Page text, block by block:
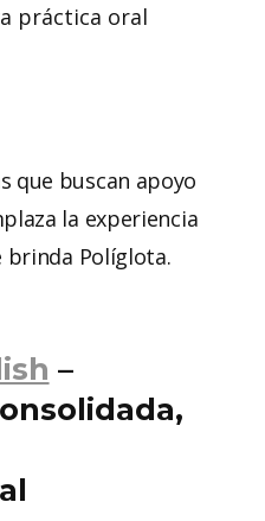
práctica oral
que buscan apoyo
la experiencia
brinda Políglota.
–